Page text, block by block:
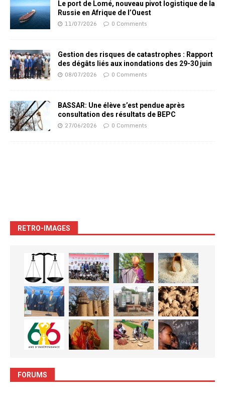
Le port de Lomé, nouveau pivot logistique de la
Russie en Afrique de l’Ouest
11/07/2026 0 Comments
Gestion des risques de catastrophes : Rapport
des dégâts liés aux inondations des 29-30 juin
08/07/2026 0 Comments
BASSAR: Une élève s’est pendue après
consultation des résultats de BEPC
27/06/2026 0 Comments
RETRO-IMAGES
FORUMS